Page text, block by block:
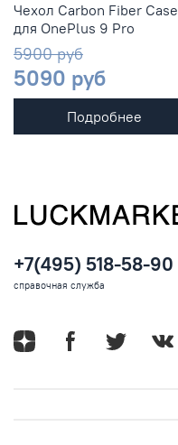
Чехол Сarbon Fiber Case
для OnePlus 9 Pro
5900 руб
5090 руб
Подробнее
+7(495) 518-58-90
справочная служба